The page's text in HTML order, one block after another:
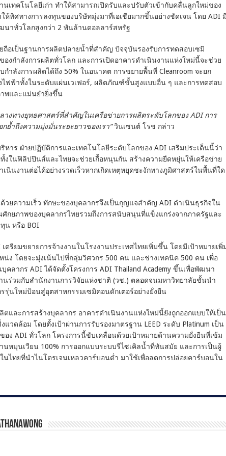
เทคโนโลยีเก่า ทำให้สามารถเปิดรับและปรับตัวเข้ากับคลื่นลูกใหม่ของ
ให้ทิศทางการลงทุนของบริษัทมุ่งมาที่เอเชียมากขึ้นอย่างชัดเจน โดย ADI มี
นาทั่วโลกสูงกว่า 2 พันล้านดอลลาร์สหรัฐ
ถือเป็นฐานการผลิตปลายน้ำที่สำคัญ ปัจจุบันรองรับการทดสอบเซมิ
องกำลังการผลิตทั่วโลก และการเปิดอาคารดำเนินงานแห่งใหม่นี้จะช่วย
กำลังการผลิตได้ถึง 50% ในอนาคต การขยายพื้นที่ Cleanroom จะยก
ไฟฟ้าทั้งในระดับแผ่นเวเฟอร์, ผลิตภัณฑ์ขั้นสูงแบบอื่น ๆ และการทดสอบ
พและแม่นยำยิ่งขึ้น
างทางยุทธศาสตร์ที่สำคัญในเครือข่ายการผลิตระดับโลกของ ADI การ
ย้ำถึงความมุ่งมั่นระยะยาวของเรา”วินเซนต์ โรช กล่าว
หาร ฝ่ายปฏิบัติการและเทคโนโลยีระดับโลกของ ADI เสริมประเด็นนี้ว่า
ในฟิลิปปินส์และไทยจะช่วยเกื้อหนุนกัน สร้างความยืดหยุ่นให้เครือข่าย
นินงานต่อได้อย่างรวดเร็วหากเกิดเหตุหยุดชะงักทางภูมิศาสตร์ในพื้นที่ใด
วยความเร็ว ทักษะของบุคลากรจึงเป็นกุญแจสำคัญ ADI ดำเนินธุรกิจใน
ศักยภาพของบุคลากรไทยรวมถึงการสนับสนุนที่แข็งแกร่งจากภาครัฐและ
น หรือ BOI
ตรียมขยายการจ้างงานในโรงงานประเทศไทยเพิ่มขึ้น โดยมีเป้าหมายเพิ่
น่ง โดยจะมุ่งเน้นไปที่กลุ่มวิศวกร 500 คน และช่างเทคนิค 500 คน เพื่อ
ลากร ADI ได้จัดตั้งโครงการ ADI Thailand Academy ขึ้นเพื่อพัฒนา
นร่วมกับสำนักงานการวิจัยแห่งชาติ (วช.) ตลอดจนมหาวิทยาลัยชั้นนำ
รุ่นใหม่ป้อนสู่อุตสาหกรรมเซมิคอนดักเตอร์อย่างยั่งยืน
ตและการสร้างบุคลากร อาคารดำเนินงานแห่งใหม่นี้ยังถูกออกแบบให้เป็น
แวดล้อม โดยตั้งเป้าผ่านการรับรองมาตรฐาน LEED ระดับ Platinum เป็น
อง ADI ทั่วโลก โครงการนี้ขับเคลื่อนด้วยเป้าหมายด้านความยั่งยืนที่เข้ม
นหมุนเวียน 100% การออกแบบระบบรีไซเคิลน้ำที่ทันสมัย และการเป็นผู้
นไทยที่นำไนโตรเจนเหลวคาร์บอนต่ำ มาใช้เพื่อลดการปล่อยคาร์บอนใน